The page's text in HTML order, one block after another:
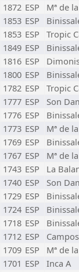
1872 ESP
Mª de
1853 ESP
1853 ESP
Tropic
1849 ESP
1816 ESP
1800 ESP
1782 ESP
Tropic
1777 ESP
Son
1776 ESP
1773 ESP
Mª de
1769 ESP
1767 ESP
Mª de
1743 ESP
La
1740 ESP
Son
1729 ESP
1724 ESP
1718 ESP
1712 ESP
Campos
1709 ESP
Mª de
1701 ESP
Inca A